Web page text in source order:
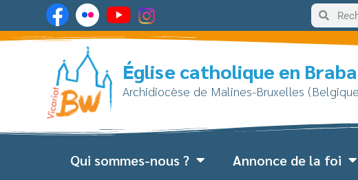
Église catholique en
Archidiocèse de Malines-Bruxelles
Qui sommes-nous ? Annonce de la foi